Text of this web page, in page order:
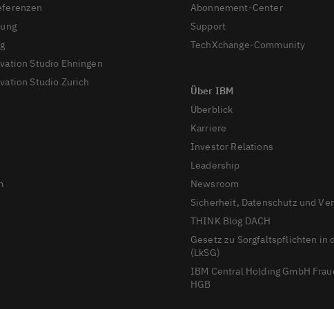
Studio Ehningen
Studio Zurich
Abonnement-Center
Support
TechXchange-Community
Überblick
Karriere
Investor Relations
Leadership
Newsroom
Sicherheit, Datenschutz und
THINK Blog DACH
Gesetz zu Sorgfaltspflichten in
(LkSG)
IBM Central Holding GmbH
HGB